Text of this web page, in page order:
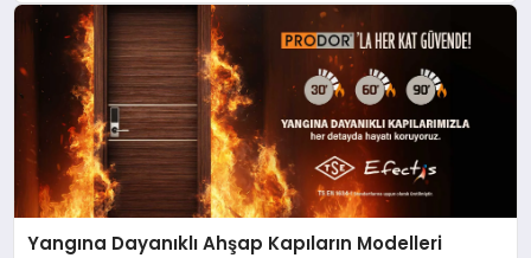
Yangına Dayanıklı Ahşap Kapıların Modelleri